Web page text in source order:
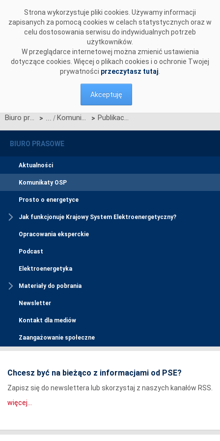
Strona wykorzystuje pliki cookies. Używamy informacji
zapisanych za pomocą cookies w celach statystycznych oraz w
celu dostosowania serwisu do indywidualnych potrzeb
użytkowników.
W przeglądarce internetowej można zmienić ustawienia
dotyczące cookies. Więcej o plikach cookies i o ochronie Twojej
prywatności przeczytasz tutaj
Akceptuję
Biuro prasowe > Komunikaty OSP > Publikacja aktualizacji standardów technicznych dla kanału wymiany danych B2B
BIURO PRASOWE
Aktualności
Komunikaty OSP
Prosto o energetyce
Jak funkcjonuje Krajowy System Elektroenergetyczny?
Opracowania eksperckie
Podcast
Elektroenergetyka
Materiały do pobrania
Newsletter
Kontakt dla mediów
Zaangażowanie społeczne
Chcesz być na bieżąco z informacjami od PSE?
Zapisz się do newslettera lub skorzystaj z naszych kanałów RSS.
więcej...